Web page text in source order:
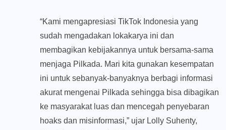
“Kami mengapresiasi TikTok Indonesia yang
sudah mengadakan lokakarya ini dan
membagikan kebijakannya untuk bersama-sama
menjaga Pilkada. Mari kita gunakan kesempatan
ini untuk sebanyak-banyaknya berbagi informasi
akurat mengenai Pilkada sehingga bisa dibagikan
ke masyarakat luas dan mencegah penyebaran
hoaks dan misinformasi,” ujar Lolly Suhenty,